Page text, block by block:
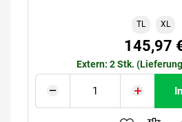
TL XL
145,97
Extern: 2 Stk.